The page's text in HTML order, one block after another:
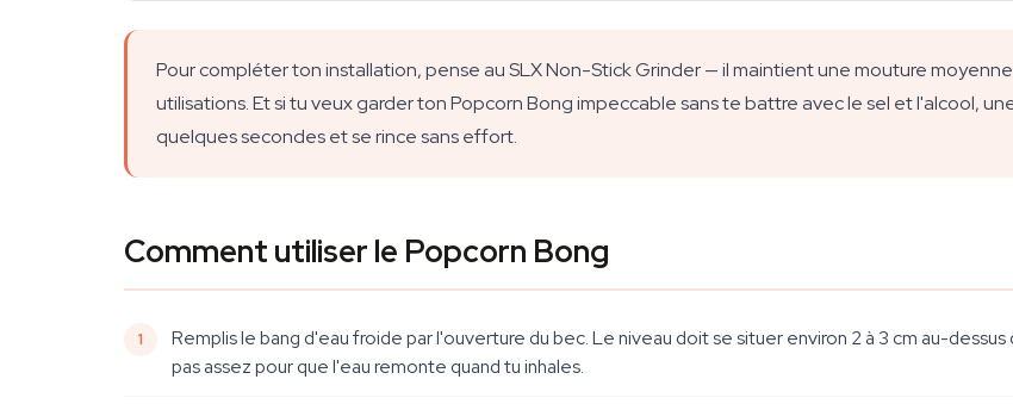
Pour compléter ton installation, pense au SLX Non-Stick Grinder — il maintient une mouture
utilisations. Et si tu veux garder ton Popcorn Bong impeccable sans te battre avec le sel et l'alcool,
quelques secondes et se rince sans effort.
Comment utiliser le Popcorn Bong
Remplis le bang d'eau froide par l'ouverture du bec. Le niveau doit se situer environ 2 à 3 cm au-
pas assez pour que l'eau remonte quand tu inhales.